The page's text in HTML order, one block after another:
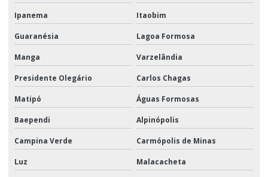
Ipanema Itaobim
Guaranésia Lagoa Formosa
Manga Varzelândia
Presidente Olegário Carlos Chagas
Matipó Águas Formosas
Baependi Alpinópolis
Campina Verde Carmópolis de Minas
Luz Malacacheta